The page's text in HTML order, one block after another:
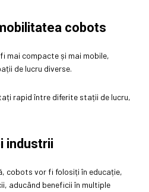
cobots
mai compacte și mai mobile,
de lucru diverse.
rapid între diferite stații de lucru,
industrii
cobots vor fi folosiți în educație,
aducând beneficii în multiple